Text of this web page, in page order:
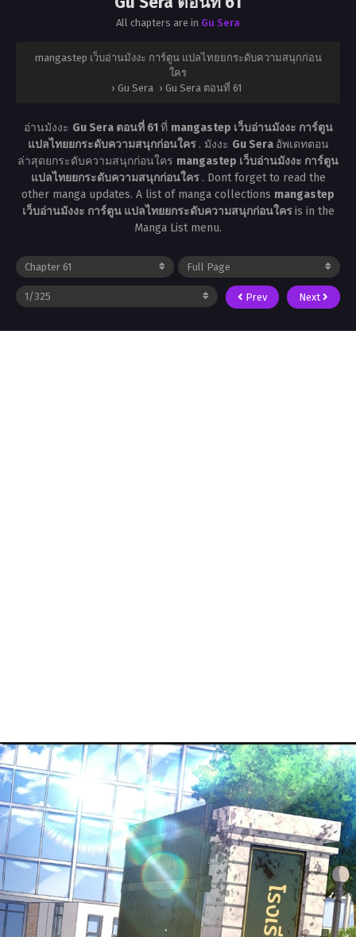
All chapters are in Gu Sera
mangastep เว็บอ่านมังงะ การ์ตูน แปลไทยยกระดับความสนุกก่อน
ใคร
› Gu Sera › Gu Sera ตอนที่ 61
อ่านมังงะ Gu Sera ตอนที่ 61ที่ mangastep เว็บอ่านมังงะ การ์ตูน
แปลไทยยกระดับความสนุกก่อนใคร . มังงะ Gu Sera อัพเดทตอน
ล่าสุดยกระดับความสนุกก่อนใคร mangastep เว็บอ่านมังงะ การ์ตูน
แปลไทยยกระดับความสนุกก่อนใคร . Dont forget to read the
other manga updates. A list of manga collections mangastep
เว็บอ่านมังงะ การ์ตูน แปลไทยยกระดับความสนุกก่อนใครis in the
Manga List menu.
Prev Next